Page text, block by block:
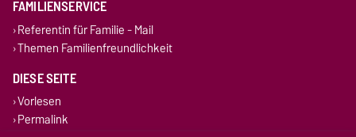
FAMILIENSERVICE
Referentin für Familie - Mail
Themen Familienfreundlichkeit
DIESE SEITE
Vorlesen
Permalink